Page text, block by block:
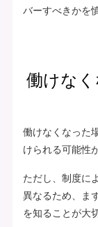
バーすべきかを
働けな
働けなくなった
けられる可能性
ただし、制度に
異なるため、ま
を知ることが大